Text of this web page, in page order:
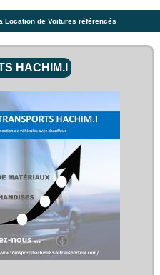
Location de Voitures référencés
HACHIM.I